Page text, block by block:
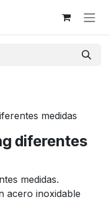
diferentes
medidas.
acero inoxidable